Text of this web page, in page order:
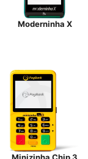
Moderninha X